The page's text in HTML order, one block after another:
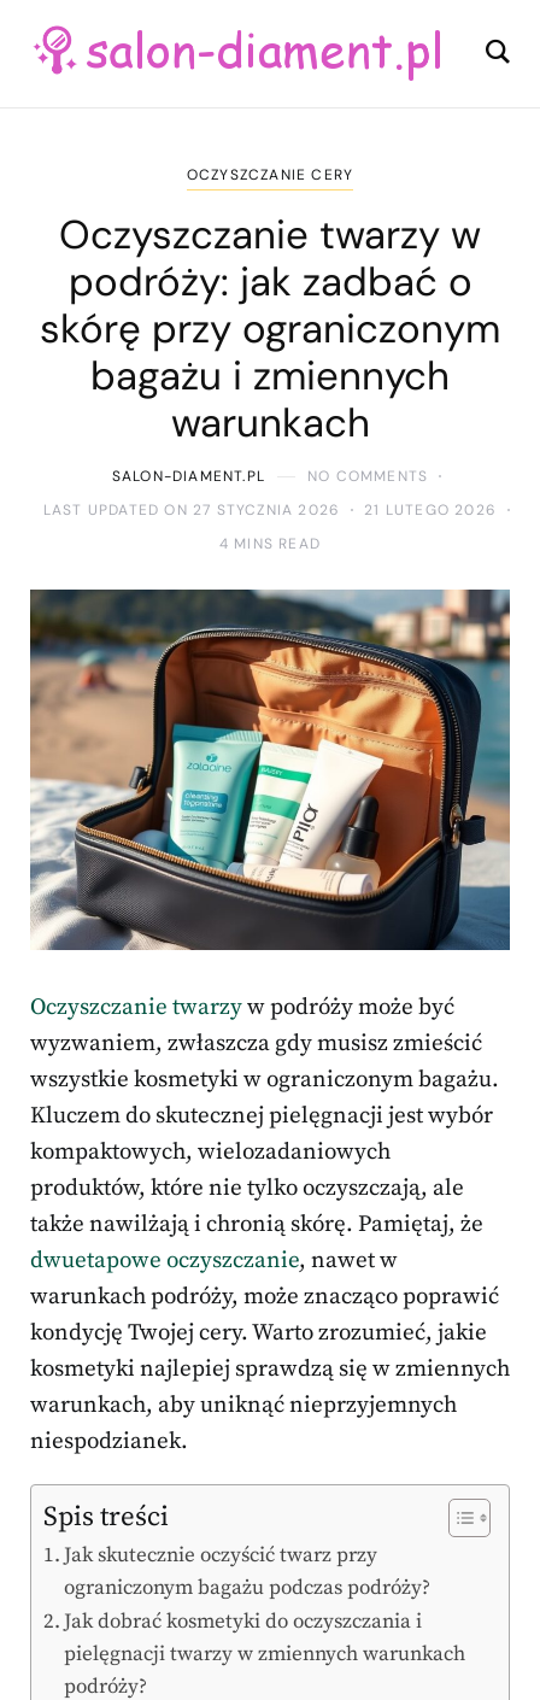
OCZYSZCZANIE CERY
Oczyszczanie twarzy w
podróży: jak zadbać o
skórę przy ograniczonym
bagażu i zmiennych
warunkach
SALON-DIAMENT.PL
NO COMMENTS
LAST UPDATED ON 27 STYCZNIA 2026
21 LUTEGO 2026
4 MINS READ
Oczyszczanie twarzyw podróży może być
wyzwaniem, zwłaszcza gdy musisz zmieścić
wszystkie kosmetyki w ograniczonym bagażu.
Kluczem do skutecznej pielęgnacji jest wybór
kompaktowych, wielozadaniowych
produktów, które nie tylko oczyszczają, ale
także nawilżają i chronią skórę. Pamiętaj, że
dwuetapowe oczyszczanie, nawet w
warunkach podróży, może znacząco poprawić
kondycję Twojej cery. Warto zrozumieć, jakie
kosmetyki najlepiej sprawdzą się w zmiennych
warunkach, aby uniknąć nieprzyjemnych
niespodzianek.
Spis treści
Jak skutecznie oczyścić twarz przy
ograniczonym bagażu podczas podróży?
Jak dobrać kosmetyki do oczyszczania i
pielęgnacji twarzy w zmiennych warunkach
podróży?